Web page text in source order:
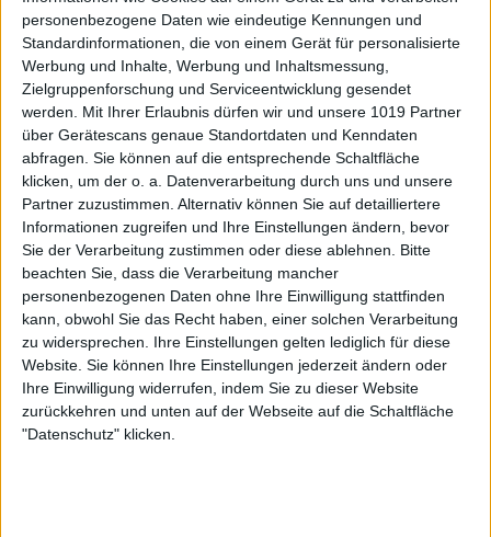
personenbezogene Daten wie eindeutige Kennungen und
Standardinformationen, die von einem Gerät für personalisierte
Werbung und Inhalte, Werbung und Inhaltsmessung,
Zielgruppenforschung und Serviceentwicklung gesendet
werden.
Mit Ihrer Erlaubnis dürfen wir und unsere 1019 Partner
über Gerätescans genaue Standortdaten und Kenndaten
abfragen. Sie können auf die entsprechende Schaltfläche
klicken, um der o. a. Datenverarbeitung durch uns und unsere
Partner zuzustimmen. Alternativ können Sie auf detailliertere
Informationen zugreifen und Ihre Einstellungen ändern, bevor
Sie der Verarbeitung zustimmen oder diese ablehnen.
Bitte
beachten Sie, dass die Verarbeitung mancher
personenbezogenen Daten ohne Ihre Einwilligung stattfinden
kann, obwohl Sie das Recht haben, einer solchen Verarbeitung
zu widersprechen. Ihre Einstellungen gelten lediglich für diese
Website. Sie können Ihre Einstellungen jederzeit ändern oder
Ihre Einwilligung widerrufen, indem Sie zu dieser Website
zurückkehren und unten auf der Webseite auf die Schaltfläche
"Datenschutz" klicken.